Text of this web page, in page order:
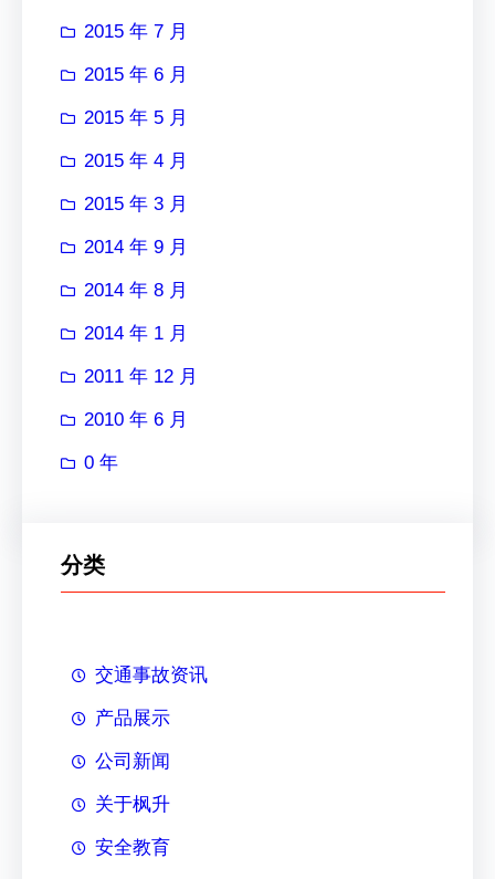
2015 年 7 月
2015 年 6 月
2015 年 5 月
2015 年 4 月
2015 年 3 月
2014 年 9 月
2014 年 8 月
2014 年 1 月
2011 年 12 月
2010 年 6 月
0 年
分类
交通事故资讯
产品展示
公司新闻
关于枫升
安全教育